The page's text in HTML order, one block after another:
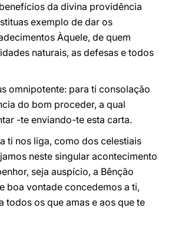
da divina providência
exemplo de dar os
Àquele, de quem
naturais, as defesas e todos
omnipotente: para ti consolação
do bom proceder, a qual
-te enviando-te esta carta.
ti nos liga, como dos celestiais
neste singular acontecimento
seja auspício, a Bênção
boa vontade concedemos a ti,
todos os que amas e aos que te